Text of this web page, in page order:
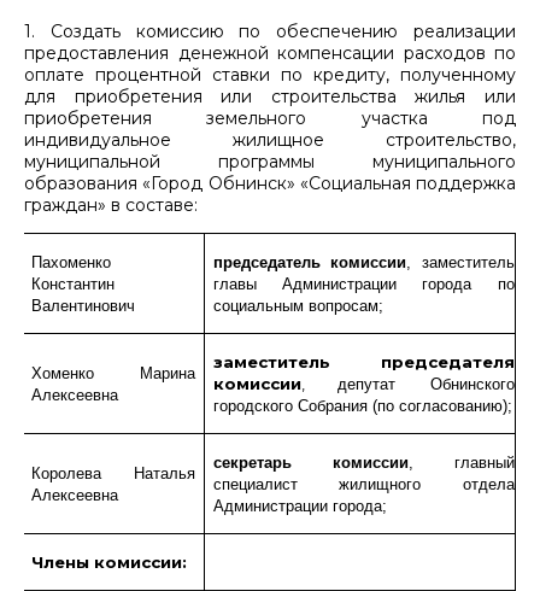
1. Создать комиссию по обеспечению реализации
предоставления денежной компенсации расходов по
оплате процентной ставки по кредиту, полученному
для приобретения или строительства жилья или
приобретения земельного участка под
индивидуальное жилищное строительство,
муниципальной программы муниципального
образования «Город Обнинск» «Социальная поддержка
граждан» в составе:
Пахоменко
Константин
Валентинович
председатель комиссии , заместитель
главы Администрации города по
социальным вопросам;
Хоменко Марина
Алексеевна
заместитель
председателя
комиссии, депутат Обнинского
городского Собрания(по согласованию);
Королева Наталья
Алексеевна
секретарь комиссии, главный
специалист жилищного отдела
Администрации города;
Члены комиссии: